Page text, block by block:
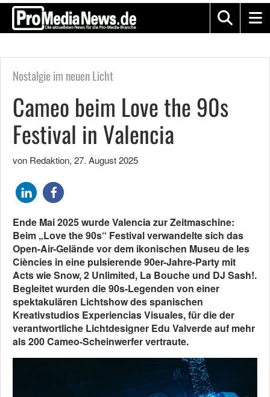
Nostalgie im neuen Licht
Cameo beim Love the 90s
Festival in Valencia
von Redaktion, 27. August 2025
Ende Mai 2025 wurde Valencia zur Zeitmaschine:
Beim „Love the 90s“ Festival verwandelte sich das
Open-Air-Gelände vor dem ikonischen Museu de les
Ciències in eine pulsierende 90er-Jahre-Party mit
Acts wie Snow, 2 Unlimited, La Bouche und DJ Sash!.
Begleitet wurden die 90s-Legenden von einer
spektakulären Lichtshow des spanischen
Kreativstudios Experiencias Visuales, für die der
verantwortliche Lichtdesigner Edu Valverde auf mehr
als 200 Cameo-Scheinwerfer vertraute.